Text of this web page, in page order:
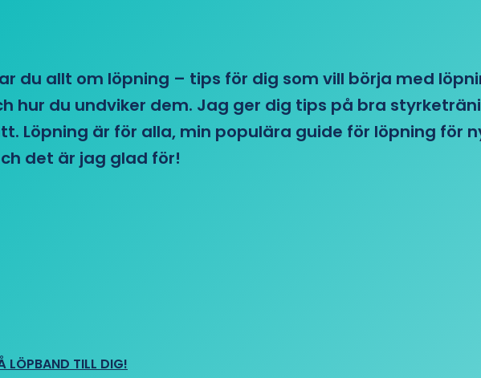
du allt om löpning – tips för dig som vill börja med
hur du undviker dem. Jag ger dig tips på bra
Löpning är för alla, min populära guide för löpning för
det är jag glad för!
LÖPBAND TILL DIG!